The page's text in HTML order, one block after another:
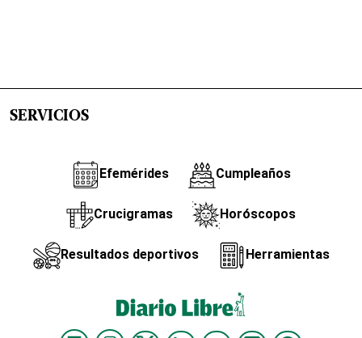
SERVICIOS
Efemérides Cumpleaños
Crucigramas Horóscopos
Resultados deportivos Herramientas